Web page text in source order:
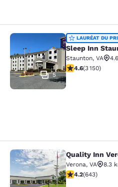
Sleep Inn
5
LAURÉAT DU
Sleep Inn
Staunton, VA
4.57 étoiles.
4.6(3 150)
Quality InnQuality Inn
Verona, VA
8.3
4.24 étoiles.
4.2(643)